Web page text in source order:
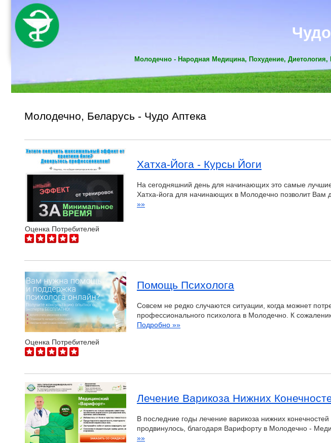
Молодечно - Народная Медицина, Похудение, Диетология,
Молодечно, Беларусь - Чудо Аптека
Оценка Потребителей
Хатха-Йога - Курсы Йоги
На сегодняшний день для начинающих это самые
Хатха-йога для начинающих в Молодечно позволит Вам
»»
Оценка Потребителей
Помощь Психолога
Совсем не редко случаются ситуации, когда можнет
профессионального психолога в Молодечно. К
Подробно »»
Лечение Варикоза Нижних
В последние годы лечение варикоза нижних
продвинулось, благодаря Варифорту в Молодечно -
»»